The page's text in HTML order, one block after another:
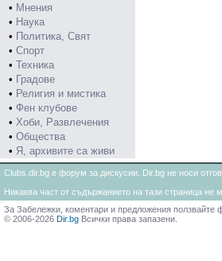
• Мнения
• Наука
• Политика, Свят
• Спорт
• Техника
• Градове
• Религия и мистика
• Фен клубове
• Хоби, Развлечения
• Общества
• Я, архивите са живи
Clubs.dir.bg е форум за дискусии. Dir.bg не носи
Никаква част от съдържанието на тази страница
За Забележки, коментари и предложения ползвайте
© 2006-2026 Dir.bg Всички права запазени.